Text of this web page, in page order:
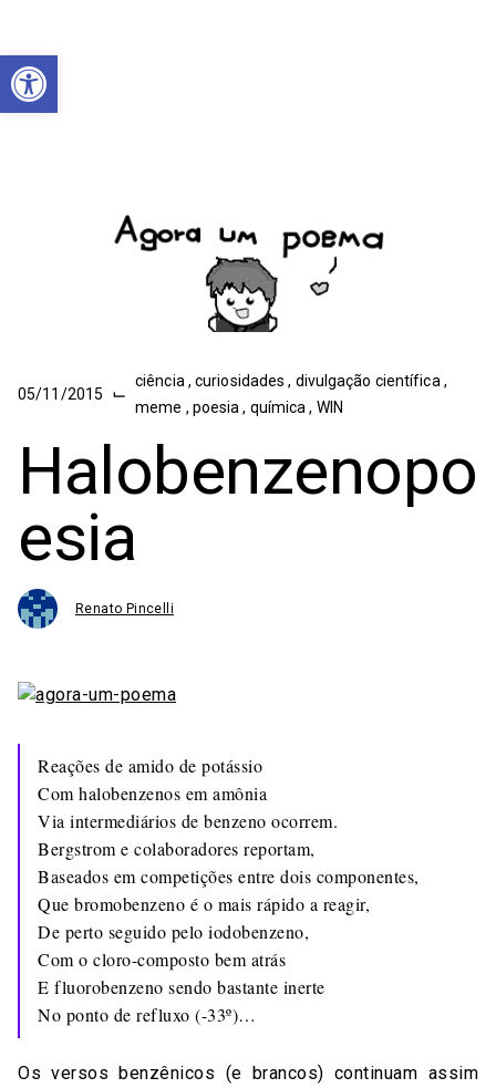
Abrir a barra de ferramentas
05/11/2015 ⌙
ciência ,curiosidades, divulgação científica ,
meme , poesia, química, WIN
Halobenzenopo
esia
Renato Pincelli
Reações de amido de potássio
Com halobenzenos em amônia
Via intermediários de benzeno ocorrem.
Bergstrom e colaboradores reportam,
Baseados em competições entre dois componentes,
Que bromobenzeno é o mais rápido a reagir,
De perto seguido pelo iodobenzeno,
Com o cloro-composto bem atrás
E fluorobenzeno sendo bastante inerte
No ponto de refluxo (-33º)…
Os versos benzênicos (e brancos) continuam assim